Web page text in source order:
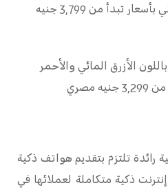
والبنفسجي الأرجواني بأسعار تبدأ من 3,799 جنيه
الأزرق المائي والأحمر
مصري
رائدة تلتزم بتقديم هواتف ذكية
ذكية متكاملة لعملائها في